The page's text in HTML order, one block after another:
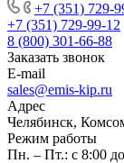
+7 (351) 729-
+7 (351) 729-99-12
8 (800) 301-66-88
Заказать звонок
E-mail
sales@emis-kip.ru
Адрес
Челябинск,
Режим работы
Пн. – Пт.: с 8:00